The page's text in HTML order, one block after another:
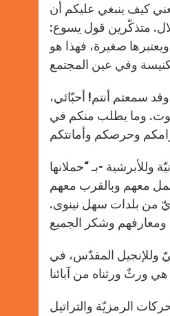
كيف ينبغي عليكم أن
متذكّرين قول يسوع:
صغيرة، فهذا هو
سمعتم أنتم! أحبّائي،
وما يطلب منكم في
-بـ “حملانها
معهم وبالقرب معهم
من بلدات سهل نينوى.
وللإنجيل المقدّس، في
الرمزيّة والتراتيل